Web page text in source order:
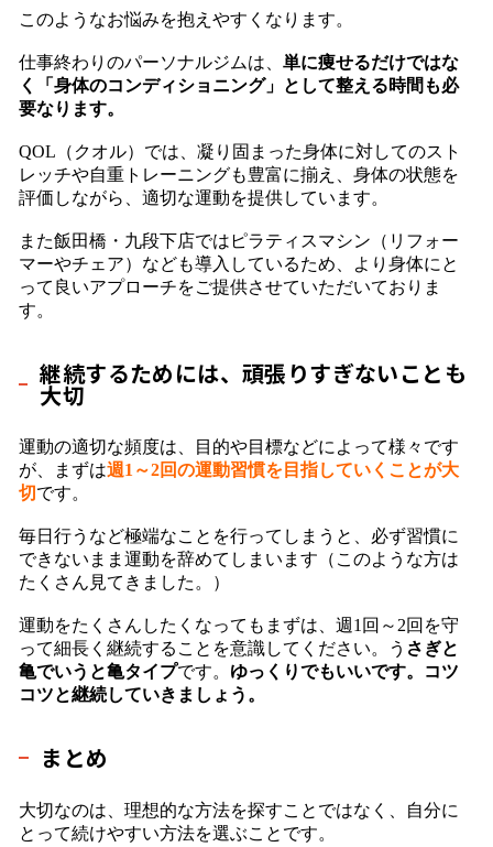
このようなお悩みを抱えやすくなります。
仕事終わりのパーソナルジムは、 単に痩せるだけではな
く「身体のコンディショニング」として整える時間も必
要なります。
QOL（クオル）では、凝り固まった身体に対してのスト
レッチや自重トレーニングも豊富に揃え、身体の状態を
評価しながら、適切な運動を提供しています。
また飯田橋・九段下店ではピラティスマシン（リフォー
マーやチェア）なども導入しているため、より身体にと
って良いアプローチをご提供させていただいておりま
す。
継続するためには、頑張りすぎないことも
大切
運動の適切な頻度は、目的や目標などによって様々です
が、まずは週1～2回の運動習慣を目指していくことが大
切です。
毎日行うなど極端なことを行ってしまうと、必ず習慣に
できないまま運動を辞めてしまいます（このような方は
たくさん見てきました。）
運動をたくさんしたくなってもまずは、週1回～2回を守
って細長く継続することを意識してください。う さぎと
亀でいうと亀タイプです。 ゆっくりでもいいです。コツ
コツと継続していきましょう。
まとめ
大切なのは、理想的な方法を探すことではなく、自分に
とって続けやすい方法を選ぶことです。